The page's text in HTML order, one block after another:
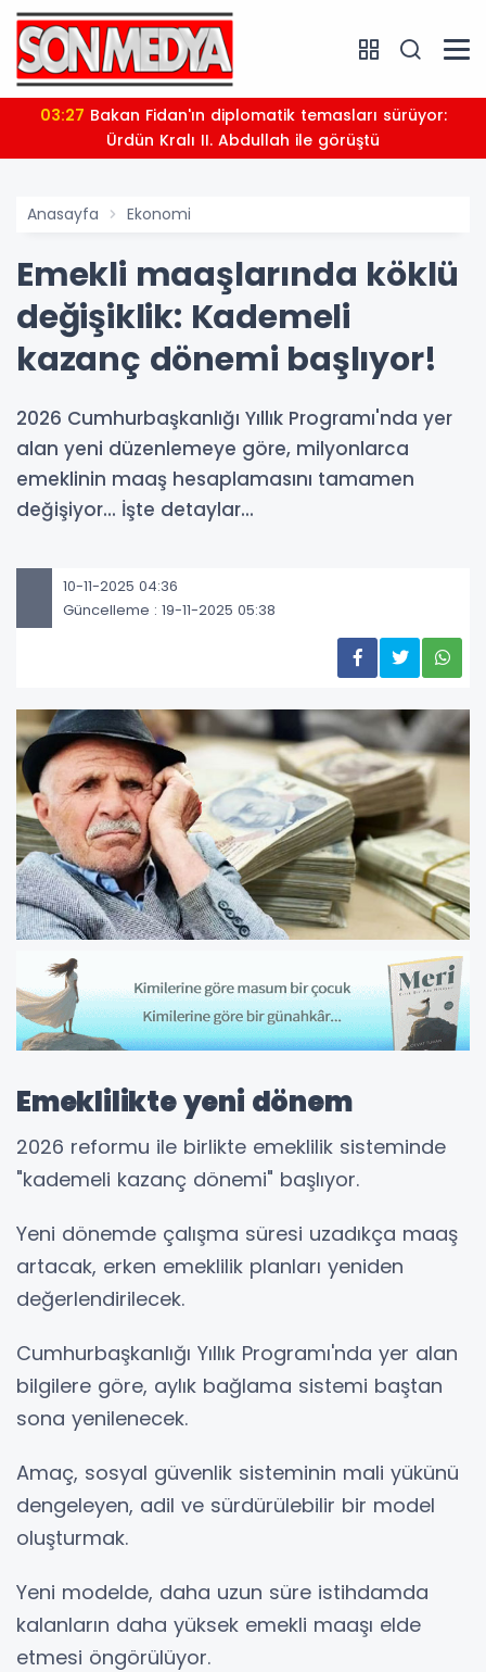
03:27
Ürdün Kralı II. Abdullah ile görüştü
Anasayfa Ekonomi
Emekli maaşlarında köklü
değişiklik: Kademeli
kazanç dönemi başlıyor!
2026 Cumhurbaşkanlığı Yıllık Programı'nda yer
alan yeni düzenlemeye göre, milyonlarca
emeklinin maaş hesaplamasını tamamen
değişiyor... İşte detaylar...
10-11-2025 04:36
Güncelleme : 19-11-2025 05:38
Emeklilikte yeni dönem
2026 reformu ile birlikte emeklilik sisteminde
"kademeli kazanç dönemi" başlıyor.
Yeni dönemde çalışma süresi uzadıkça maaş
artacak, erken emeklilik planları yeniden
değerlendirilecek.
Cumhurbaşkanlığı Yıllık Programı'nda yer alan
bilgilere göre, aylık bağlama sistemi baştan
sona yenilenecek.
Amaç, sosyal güvenlik sisteminin mali yükünü
dengeleyen, adil ve sürdürülebilir bir model
oluşturmak.
Yeni modelde, daha uzun süre istihdamda
kalanların daha yüksek emekli maaşı elde
etmesi öngörülüyor.